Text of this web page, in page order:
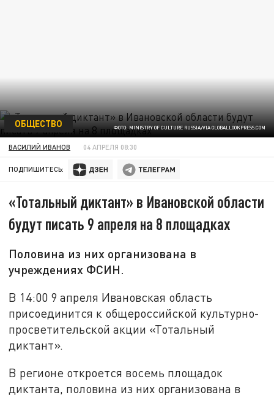
ФОТО: MINISTRY OF CULTURE RUSSIA/VIA GLOBALLOOKPRESS.COM
ОБЩЕСТВО
ВАСИЛИЙ ИВАНОВ 04 АПРЕЛЯ 08:30
ПОДПИШИТЕСЬ:
«Тотальный диктант» в Ивановской области
будут писать 9 апреля на 8 площадках
Половина из них организована в
учреждениях ФСИН.
В 14:00 9 апреля Ивановская область
присоединится к общероссийской культурно-
просветительской акции «Тотальный
диктант».
В регионе откроется восемь площадок
диктанта, половина из них организована в